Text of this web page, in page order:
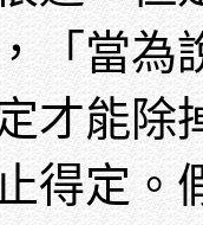
「當為
才能除
得定。